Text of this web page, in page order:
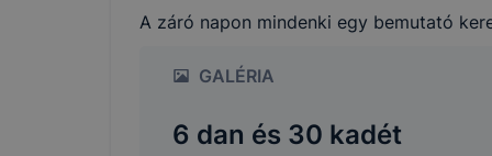
A záró napon mindenki egy bemutató
GALÉRIA
6 dan és 30 kadét
oldalakon
nem tudjuk